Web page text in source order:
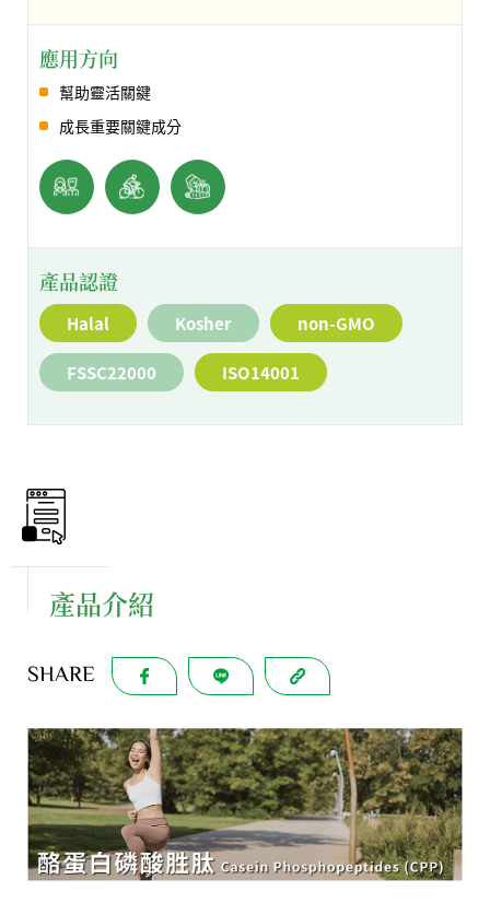
應用方向
幫助靈活關鍵
成長重要關鍵成分
產品認證
Halal Kosher non-GMO
FSSC22000 ISO14001
產品介紹
SHARE